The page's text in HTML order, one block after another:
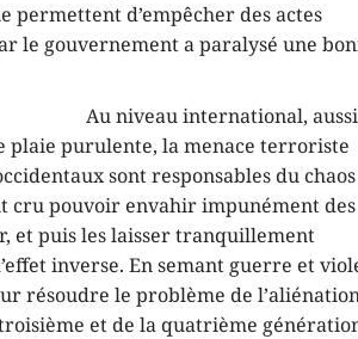
d’empêcher des actes
le gouvernement a paralysé une
Au niveau international, aussi
plaie purulente, la menace terroriste
sont responsables du chaos
cru pouvoir envahir impunément des
et puis les laisser tranquillement
inverse. En semant guerre et
résoudre le problème de
et de la quatrième